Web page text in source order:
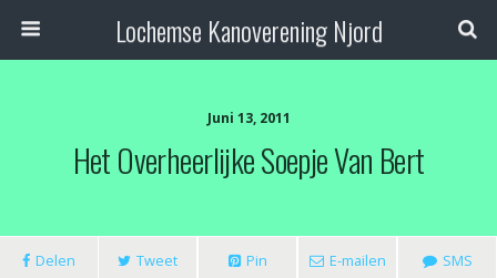
Lochemse Kanoverening Njord
Juni 13, 2011
Het Overheerlijke Soepje Van Bert
Delen Tweet Pin E-mailen SMS